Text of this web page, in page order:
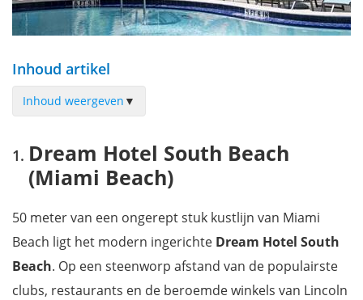
Inhoud artikel
Inhoud weergeven ▼
Oceans Edge Key West
Isla Bella Beach Resort & Spa (Florida Keys)
Andrews Inn & Garden Cottages (Key West)
Treasure Island Ocean Club (Saint Petersburg - Tampa)
Suburban Studios International Drive (Orlando)
Dream Hotel South Beach
(Miami Beach)
50 meter van een ongerept stuk kustlijn van Miami
Beach ligt het modern ingerichte Dream Hotel South
Beach. Op een steenworp afstand van de populairste
clubs, restaurants en de beroemde winkels van Lincoln